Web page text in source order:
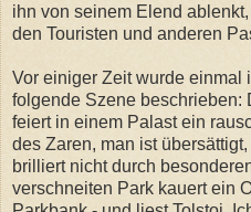
ihn von seinem Elend
den Touristen und anderen
Vor einiger Zeit wurde einmal
folgende Szene beschrieben:
feiert in einem Palast ein
des Zaren, man ist
brilliert nicht durch
verschneiten Park kauert ein